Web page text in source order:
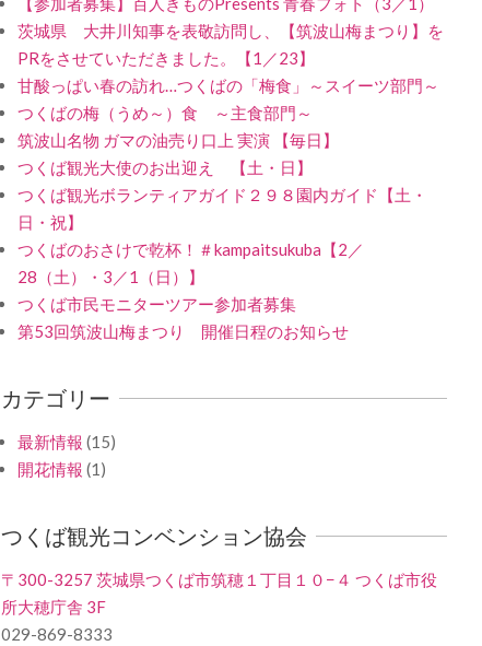
茨城県 大井川知事を表敬訪問し、【筑波山梅まつり】を
PRをさせていただきました。【1／23】
甘酸っぱい春の訪れ…つくばの「梅食」～スイーツ部門～
つくばの梅（うめ～）食 ～主食部門～
筑波山名物 ガマの油売り口上 実演 【毎日】
つくば観光大使のお出迎え 【土・日】
つくば観光ボランティアガイド２９８園内ガイド【土・
日・祝】
つくばのおさけで乾杯！＃kampaitsukuba【2／
28（土）・3／1（日）】
つくば市民モニターツアー参加者募集
第53回筑波山梅まつり 開催日程のお知らせ
カテゴリー
最新情報 (15)
開花情報 (1)
つくば観光コンベンション協会
〒300-3257 茨城県つくば市筑穂１丁目１０−４ つくば市役
所大穂庁舎 3F
029-869-8333